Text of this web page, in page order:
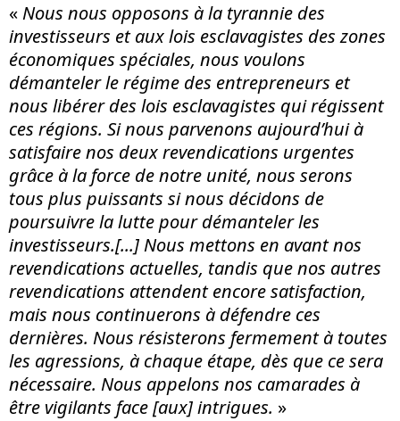
«Nous nous opposons à la tyrannie des
investisseurs et aux lois esclavagistes des zones
économiques spéciales, nous voulons
démanteler le régime des entrepreneurs et
nous libérer des lois esclavagistes qui régissent
ces régions. Si nous parvenons aujourd’hui à
satisfaire nos deux revendications urgentes
grâce à la force de notre unité, nous serons
tous plus puissants si nous décidons de
poursuivre la lutte pour démanteler les
investisseurs.[...]Nous mettons en avant nos
revendications actuelles, tandis que nos autres
revendications attendent encore satisfaction,
mais nous continuerons à défendre ces
dernières. Nous résisterons fermement à toutes
les agressions, à chaque étape, dès que ce sera
nécessaire. Nous appelons nos camarades à
être vigilants face [aux] intrigues. »